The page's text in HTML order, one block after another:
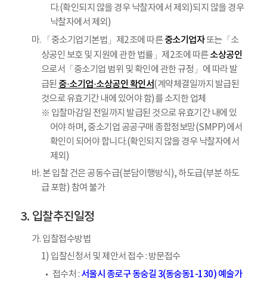
다.(확인되지 않을 경우 낙찰자에서 제외)되지 않을 경우
낙찰자에서 제외)
마. 「중소기업기본법」제2조에 따른중소기업자또는「소
상공인 보호 및 지원에 관한 법률」제2조에 따른소상공인
으로서「중소기업 범위 및 확인에 관한 규정」에 따라 발
급된 중·소기업·소상공인 확인서(계약체결일까지 발급된
것으로 유효기간 내에 있어야 함)를 소지한 업체
※ 입찰마감일 전일까지 발급된 것으로 유효기간 내에 있
어야 하며, 중소기업 공공구매 종합정보망(SMPP)에서
확인이 되어야 합니다.(확인되지 않을 경우 낙찰자에서
제외)
바. 본 입찰 건은 공동수급(분담이행방식), 하도급(부분 하도
급 포함) 참여 불가
입찰추진일정
가. 입찰접수방법
1) 입찰신청서 및 제안서 접수 : 방문접수
접수처 : 서울시 종로구 동숭길 3(동숭동1-130) 예술가